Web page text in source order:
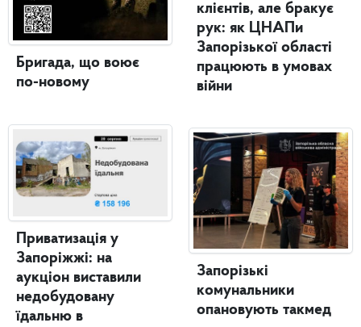
Бригада, що воює
по-новому
Приватизація у
Запоріжжі: на
аукціон виставили
недобудовану
їдальню в
клієнтів, але бракує
рук: як ЦНАПи
Запорізької області
працюють в умовах
війни
Запорізькі
комунальники
опановують такмед